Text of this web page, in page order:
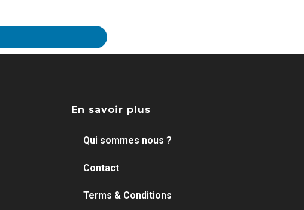
En savoir plus
Qui sommes nous ?
Contact
Terms & Conditions